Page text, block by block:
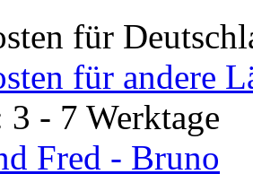
für
für andere
- 7 Werktage